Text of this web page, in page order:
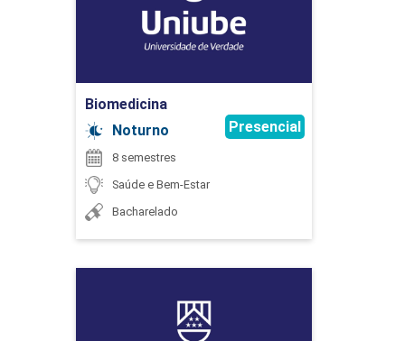
Biomedicina
Noturno
Presencial
8 semestres
Saúde e Bem-Estar
Bacharelado
Detalhes do curso